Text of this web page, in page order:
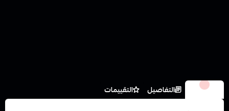
الخيارات التفاصيل
التقييمات